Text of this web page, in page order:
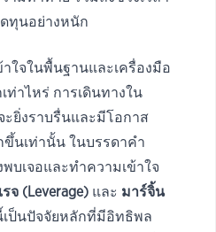
ทุนอย่างหนัก
ใจในพื้นฐานและเครื่องมือ
าไหร่ การเดินทางใน
ยิ่งราบรื่นและมีโอกาส
ขึ้นเท่านั้น ในบรรดาคำ
เจอและทำความเข้าใจ
รจ (Leverage) และ มาร์จิ้น
เป็นปัจจัยหลักที่มีอิทธิพล